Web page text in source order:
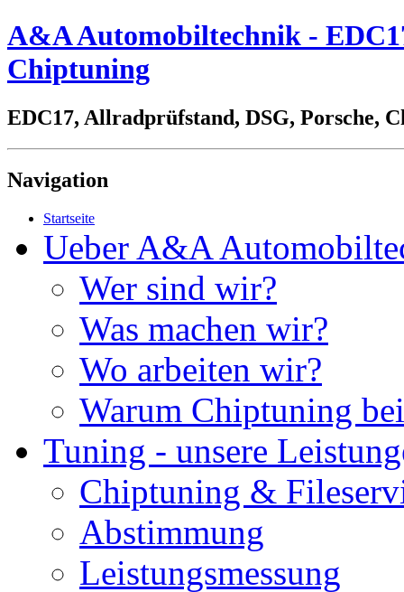
A&A Automobiltechnik -
Chiptuning
EDC17, Allradprüfstand, DSG, Porsche,
Navigation
Startseite
Ueber A&A
Wer sind wir?
Was machen wir?
Wo arbeiten wir?
Warum Chiptuning
Tuning - unsere
Chiptuning &
Abstimmung
Leistungsmessung